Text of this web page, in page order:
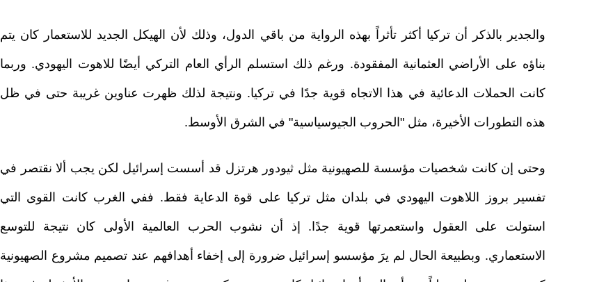
والجدير بالذكر أن تركيا أكثر تأثراً بهذه الرواية من باقي الدول، وذلك لأن الهيكل الجديد للاستعمار كان يتم
بناؤه على الأراضي العثمانية المفقودة. ورغم ذلك استسلم الرأي العام التركي أيضًا للاهوت اليهودي. وربما
كانت الحملات الدعائية في هذا الاتجاه قوية جدًا في تركيا. ونتيجة لذلك ظهرت عناوين غريبة حتى في ظل
هذه التطورات الأخيرة، مثل "الحروب الجيوسياسية" في الشرق الأوسط.
وحتى إن كانت شخصيات مؤسسة للصهيونية مثل ثيودور هرتزل قد أسست إسرائيل لكن يجب ألا نقتصر في
تفسير بروز اللاهوت اليهودي في بلدان مثل تركيا على قوة الدعاية فقط. ففي الغرب كانت القوى التي
استولت على العقول واستعمرتها قوية جدًا. إذ أن نشوب الحرب العالمية الأولى كان نتيجة للتوسع
الاستعماري. وبطبيعة الحال لم يرَ مؤسسو إسرائيل ضرورة إلى إخفاء أهدافهم عند تصميم مشروع الصهيونية